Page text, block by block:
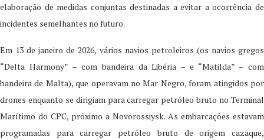
elaboração de medidas conjuntas destinadas a evitar a ocorrência de
incidentes semelhantes no futuro.
Em 13 de janeiro de 2026, vários navios petroleiros (os navios gregos
“Delta Harmony” – com bandeira da Libéria – e “Matilda” – com
bandeira de Malta), que operavam no Mar Negro, foram atingidos por
drones enquanto se dirigiam para carregar petróleo bruto no Terminal
Marítimo do CPC, próximo a Novorossiysk. As embarcações estavam
programadas para carregar petróleo bruto de origem cazaque,